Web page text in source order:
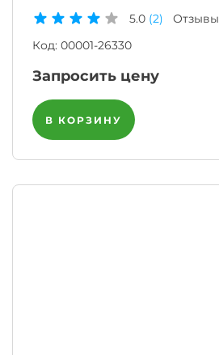
5.0 (2) Отзывы
Код: 00001-26330
Запросить цену
В КОРЗИНУ